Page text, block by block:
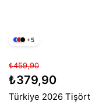
+5
₺459,90
₺379,90
Türkiye 2026 Tişört